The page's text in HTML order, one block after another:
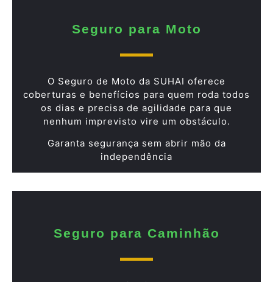
Seguro para Moto
O Seguro de Moto da SUHAI oferece
coberturas e benefícios para quem roda todos
os dias e precisa de agilidade para que
nenhum imprevisto vire um obstáculo.
Garanta segurança sem abrir mão da
independência
Seguro para Caminhão